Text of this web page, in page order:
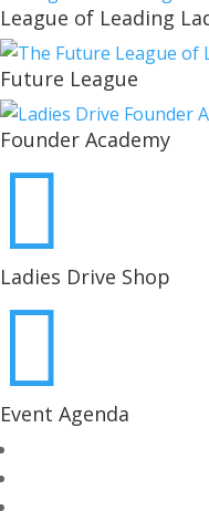
League of Leading
Future League
Founder Academy

Ladies Drive Shop

Event Agenda